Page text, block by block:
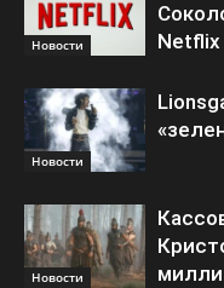
Новости
Netflix
Новости
Новости